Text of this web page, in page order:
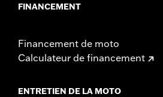
FINANCEMENT
Financement de moto
Calculateur de financement
ENTRETIEN DE LA MOTO